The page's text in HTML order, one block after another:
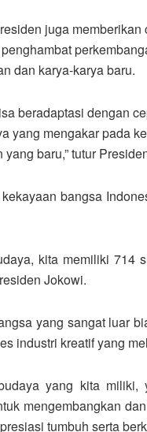
juga
dan karya-karya baru.
beradaptasi dengan
yang mengakar pada
baru,” tutur
bangsa
kita memiliki 714
Jokowi.
yang sangat luar
industri kreatif yang
yang kita
mengembangkan
tumbuh serta